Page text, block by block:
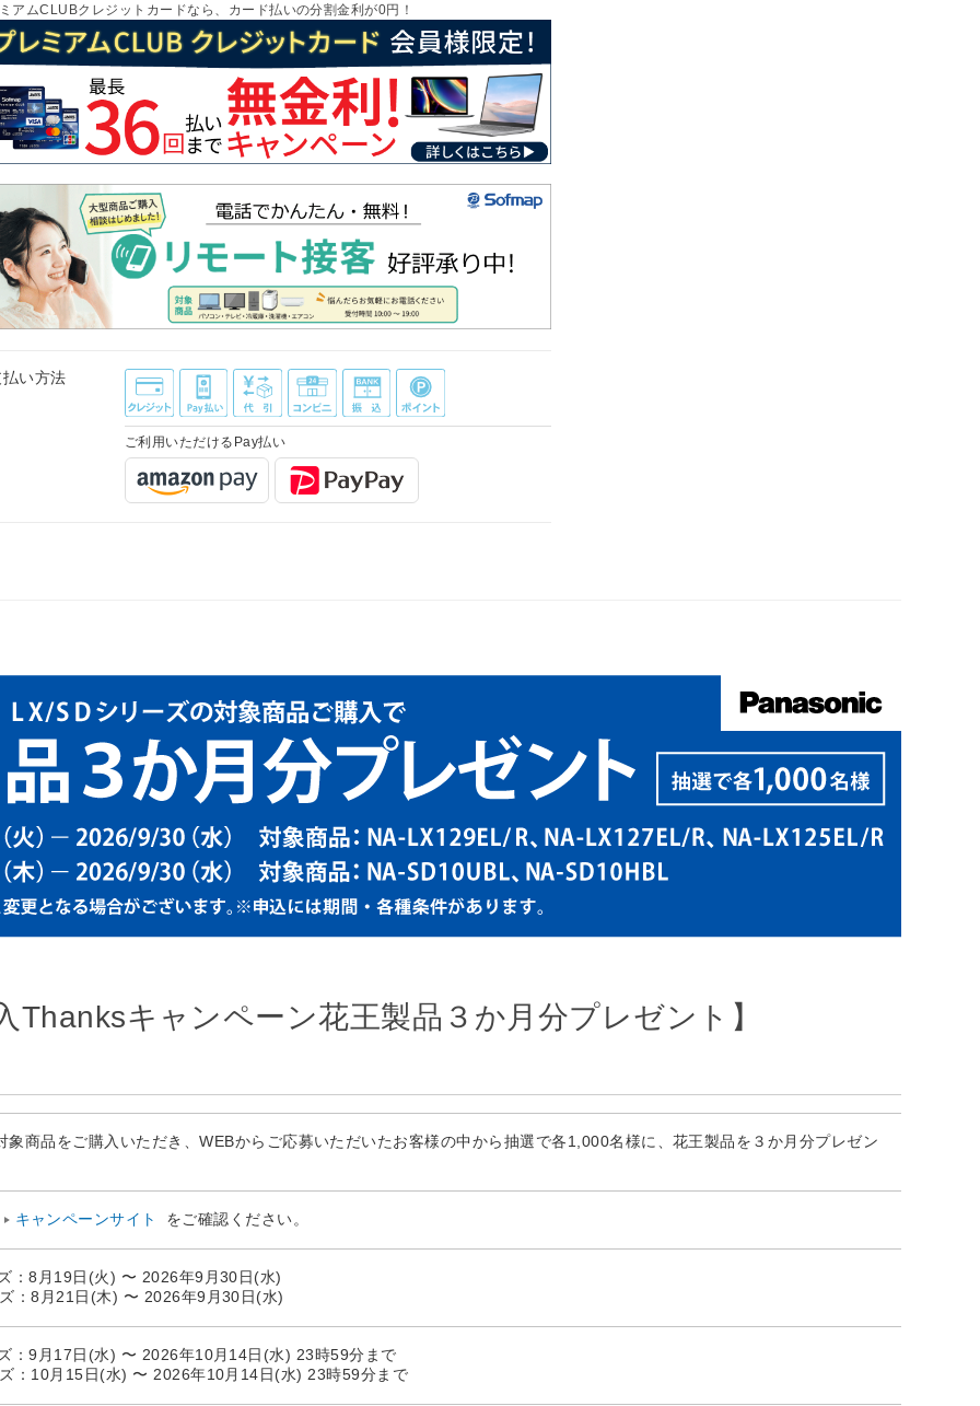
アムCLUBクレジットカードなら、カード払いの分割金利が0円！
い方法
ご利用いただけるPay払い
Thanksキャンペーン花王製品３か月分プレゼント】
象商品をご購入いただき、WEBからご応募いただいたお客様の中から抽選で各1,000名様に、花王製品を３か月分プレゼン
キャンペーンサイト をご確認ください。
：8月19日(火) 〜 2026年9月30日(水)
：8月21日(木) 〜 2026年9月30日(水)
：9月17日(水) 〜 2026年10月14日(水) 23時59分まで
：10月15日(水) 〜 2026年10月14日(水) 23時59分まで